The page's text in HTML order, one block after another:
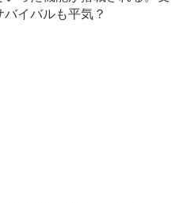
イバルも平気？